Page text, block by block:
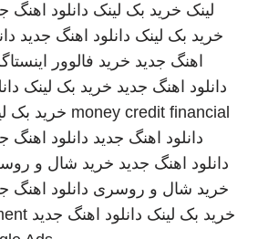
لینک خرید بک لینک دانلود اهنگ
خرید بک لینک دانلود اهنگ جدید
اهنگ جدید خرید فالوور
دانلود اهنگ جدید خرید بک لینک
money credit financial خرید بک
دانلود اهنگ جدید دانلود اهنگ
دانلود اهنگ جدید خرید شال و
خرید شال و روسری دانلود اهنگ
خرید بک لینک دانلود اهنگ جدید